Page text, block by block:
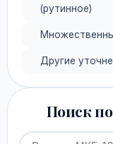
(рутинное)
Другие
Поиск